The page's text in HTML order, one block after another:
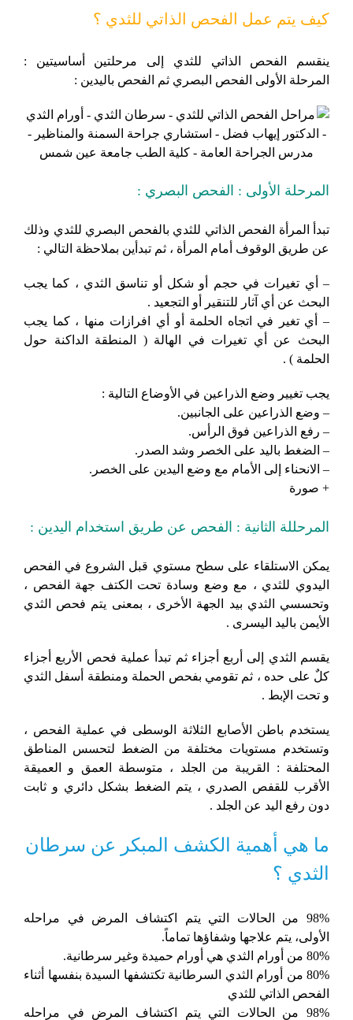
كيف يتم عمل الفحص الذاتي للثدي ؟
ينقسم الفحص الذاتي للثدي إلى مرحلتين أساسيتين :
المرحلة الأولى الفحص البصري ثم الفحص باليدين :
المرحلة الأولى : الفحص البصري :
تبدأ المرأة الفحص الذاتي للثدي بالفحص البصري للثدي وذلك
عن طريق الوقوف أمام المرأة ، ثم تبدأين بملاحظة التالي :
– أي تغيرات في حجم أو شكل أو تناسق الثدي ، كما يجب
البحث عن أي آثار للتنقير أو التجعيد .
– أي تغير في اتجاه الحلمة أو أي افرازات منها ، كما يجب
البحث عن أي تغيرات في الهالة ( المنطقة الداكنة حول
الحلمة ) .
يجب تغيير وضع الذراعين في الأوضاع التالية :
– وضع الذراعين على الجانبين.
– رفع الذراعين فوق الرأس.
– الضغط باليد على الخصر وشد الصدر.
– الانحناء إلى الأمام مع وضع اليدين على الخصر.
+ صورة
المرحللة الثانية : الفحص عن طريق استخدام اليدين :
يمكن الاستلقاء على سطح مستوي قبل الشروع في الفحص
اليدوي للثدي ، مع وضع وسادة تحت الكتف جهة الفحص ،
وتحسسي الثدي بيد الجهة الأخرى ، بمعنى يتم فحص الثدي
الأيمن باليد اليسرى .
يقسم الثدي إلى أربع أجزاء ثم تبدأ عملية فحص الأربع أجزاء
كلٌ على حده ، ثم تقومي بفحص الحملة ومنطقة أسفل الثدي
و تحت الإبط .
يستخدم باطن الأصابع الثلاثة الوسطى في عملية الفحص ،
وتستخدم مستويات مختلفة من الضغط لتحسس المناطق
المحتلفة : القريبة من الجلد ، متوسطة العمق و العميقة
الأقرب للقفص الصدري ، يتم الضغط بشكل دائري و ثابت
دون رفع اليد عن الجلد .
ما هي أهمية الكشف المبكر عن سرطان
الثدي ؟
98% من الحالات التي يتم اكتشاف المرض في مراحله
الأولى، يتم علاجها وشفاؤها تماماً.
80% من أورام الثدي هي أورام حميدة وغير سرطانية.
80% من أورام الثدي السرطانية تكتشفها السيدة بنفسها أثناء
الفحص الذاتي للثدي
98% من الحالات التي يتم اكتشاف المرض في مراحله